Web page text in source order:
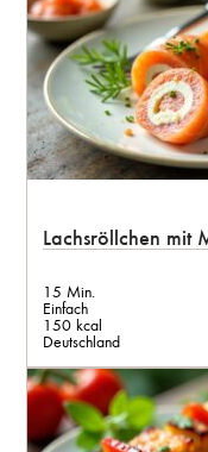
Lachsröllchen mit
15 Min.
Einfach
150 kcal
Deutschland